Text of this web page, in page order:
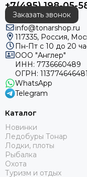
+7(495) 198-05-
Заказать звонок
info@tonarshop.ru
117335, Россия,
Пн-Пт с 10 до 20
ООО "Англер"
ИНН: 7736660489
ОГРН:
WhatsApp
Telegram
Каталог
Новинки
Ледобуры Тонар
Лодки, плоты
Рыбалка
Охота
Туризм и отдых